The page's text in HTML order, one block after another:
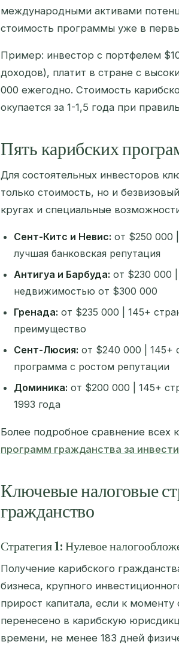
международными активами
стоимость программы уже в
Пример: инвестор с портфелем
доходов), платит в стране с
000 ежегодно. Стоимость
окупается за 1-1,5 года при
Пять карибских
Для состоятельных инвесторов
только стоимость, но и
кругах и специальные
Сент-Китс и Невис: от $250 000
лучшая банковская репутация
Антигуа и Барбуда: от $230 000
недвижимостью от $300 000
Гренада: от $235 000 | 145+
преимущество
Сент-Люсия: от $240 000 | 145+
программа с ростом репутации
Доминика: от $200 000 | 145+
1993 года
Более подробное сравнение всех
программ гражданства за
Ключевые налоговые
гражданство
Стратегия 1: Нулевое
Получение карибского
бизнеса, крупного
прирост капитала, если к
перенесено в карибскую
времени, не менее 183 дней